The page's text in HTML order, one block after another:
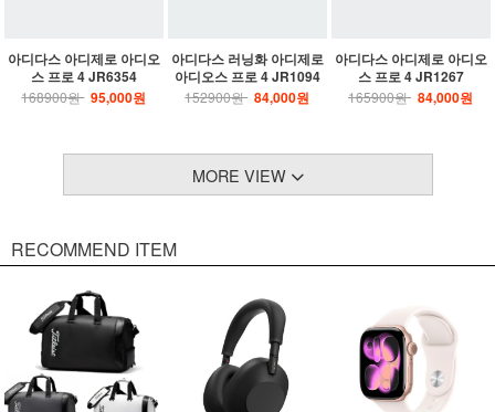
아디다스 아디제로 아디오
스 프로 4 JR6354
168900원 95,000원
아디다스 러닝화 아디제로
아디오스 프로 4 JR1094
152900원 84,000원
아디다스 아디제로 아디오
스 프로 4 JR1267
165900원 84,000원
MORE VIEW
RECOMMEND ITEM